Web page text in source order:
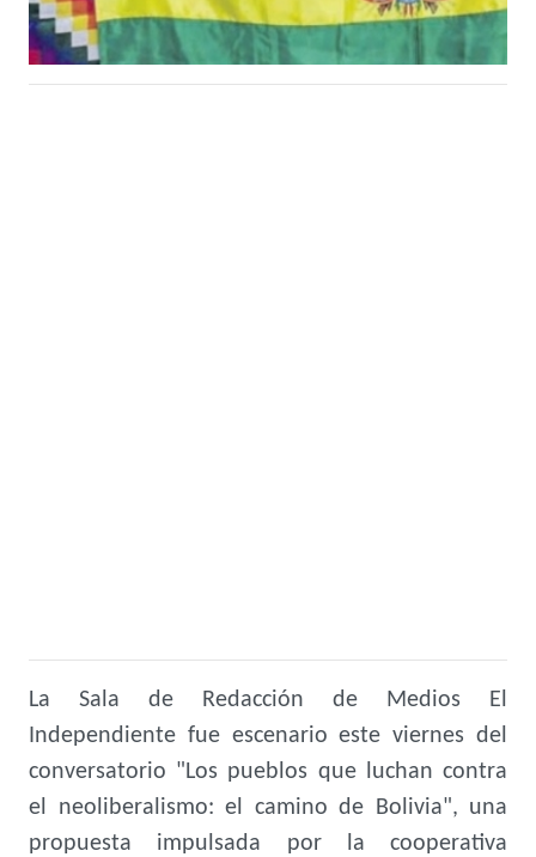
La Sala de Redacción de Medios El
Independiente fue escenario este viernes del
conversatorio "Los pueblos que luchan contra
el neoliberalismo: el camino de Bolivia", una
propuesta impulsada por la cooperativa